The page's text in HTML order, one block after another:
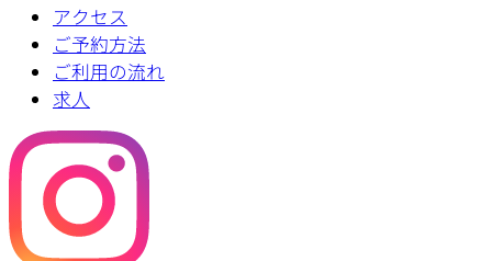
アクセス
ご予約方法
ご利用の流れ
求人